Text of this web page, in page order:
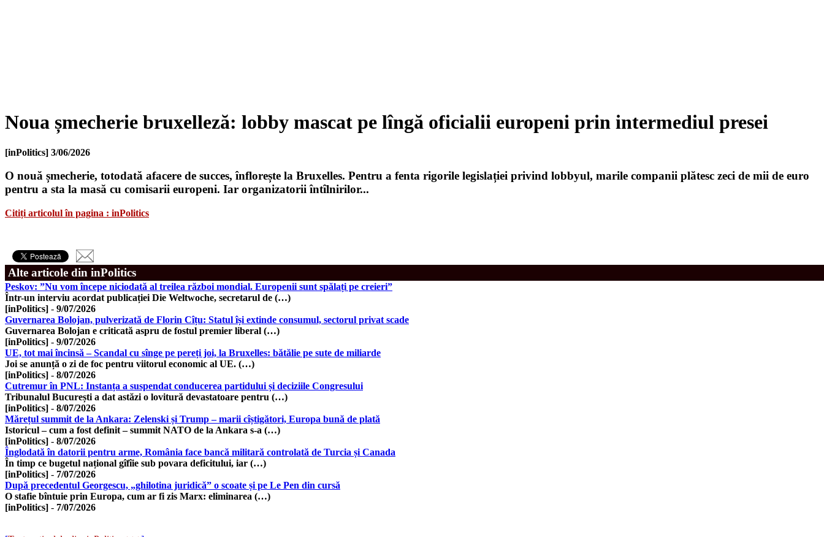
Noua șmecherie bruxelleză: lobby mascat pe lîngă oficialii europeni prin intermediul presei
[inPolitics] 3/06/2026
O nouă șmecherie, totodată afacere de succes, înflorește la Bruxelles. Pentru a fenta rigorile legislației privind lobbyul, marile companii plătesc zeci de mii de euro
pentru a sta la masă cu comisarii europeni. Iar organizatorii întîlnirilor...
Citiți articolul în pagina : inPolitics
Alte articole din inPolitics
Peskov: ”Nu vom începe niciodată al treilea război mondial. Europenii sunt spălați pe creieri”
Într-un interviu acordat publicației Die Weltwoche, secretarul de (…)
[inPolitics] - 9/07/2026
Guvernarea Bolojan, pulverizată de Florin Cîțu: Statul își extinde consumul, sectorul privat scade
Guvernarea Bolojan e criticată aspru de fostul premier liberal (…)
[inPolitics] - 9/07/2026
UE, tot mai încinsă – Scandal cu sînge pe pereți joi, la Bruxelles: bătălie pe sute de miliarde
Joi se anunță o zi de foc pentru viitorul economic al UE. (…)
[inPolitics] - 8/07/2026
Cutremur în PNL: Instanța a suspendat conducerea partidului și deciziile Congresului
Tribunalul București a dat astăzi o lovitură devastatoare pentru (…)
[inPolitics] - 8/07/2026
Mărețul summit de la Ankara: Zelenski și Trump – marii cîștigători, Europa bună de plată
Istoricul – cum a fost definit – summit NATO de la Ankara s-a (…)
[inPolitics] - 8/07/2026
Înglodată în datorii pentru arme, România face bancă militară controlată de Turcia și Canada
În timp ce bugetul național gîfîie sub povara deficitului, iar (…)
[inPolitics] - 7/07/2026
După precedentul Georgescu, „ghilotina juridică” o scoate și pe Le Pen din cursă
O stafie bîntuie prin Europa, cum ar fi zis Marx: eliminarea (…)
[inPolitics] - 7/07/2026